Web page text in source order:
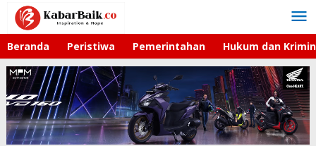
Lewati
konten
Beranda Peristiwa Pemerintahan Hukum dan